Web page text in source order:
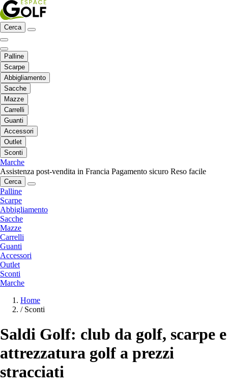
Cerca
Palline
Scarpe
Abbigliamento
Sacche
Mazze
Carrelli
Guanti
Accessori
Outlet
Sconti
Marche
Assistenza post-vendita in Francia Pagamento sicuro Reso facile
Cerca
Palline
Scarpe
Abbigliamento
Sacche
Mazze
Carrelli
Guanti
Accessori
Outlet
Sconti
Marche
Home
/ Sconti
Saldi Golf: club da golf, scarpe e
attrezzatura golf a prezzi
stracciati